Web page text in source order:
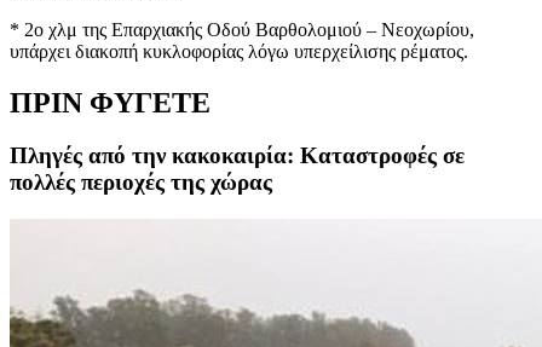
* 2ο χλμ της Επαρχιακής Οδού Βαρθολομιού – Νεοχωρίου,
υπάρχει διακοπή κυκλοφορίας λόγω υπερχείλισης ρέματος.
ΠΡΙΝ ΦΥΓΕΤΕ
Πληγές από την κακοκαιρία: Καταστροφές σε
πολλές περιοχές της χώρας